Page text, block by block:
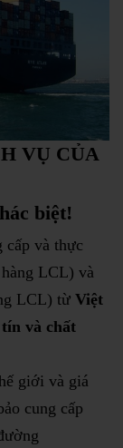
VỤ CỦA
biệt!
cấp và thực
LCL) và
LCL) từ Việt
và chất
giới và giá
cung cấp